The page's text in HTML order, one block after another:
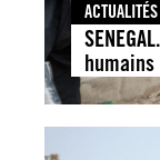
ACTUALITÉS